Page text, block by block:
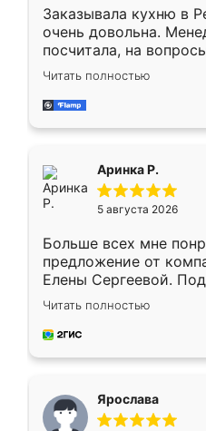
Заказывала кухню в
очень довольна.
посчитала, на
Замерщик приехал в
делу со всей
за день, ребята
Читать полностью
Аринка Р.
5 августа 2026
Больше всех мне
предложение от
Елены Сергеевой.
короткие сроки
для замера сотрудник
предложил по моему
Читать полностью
Ярослава